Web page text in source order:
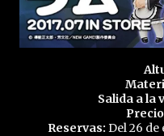
Salida a la
Reservas: Del 26 de